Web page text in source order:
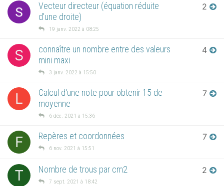
Vecteur directeur (équation réduite
d'une droite)
19 janv. 2022 à 08:25
2
S
connaître un nombre entre des valeurs
mini maxi
3 janv. 2022 à 15:50
4
L
Calcul d'une note pour obtenir 15 de
moyenne
6 déc. 2021 à 15:36
7
F Repères et coordonnées
6 nov. 2021 à 15:51
7
T Nombre de trous par cm2
7 sept. 2021 à 18:42
2